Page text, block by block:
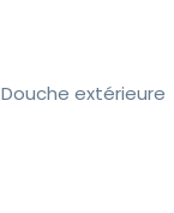
Douche extérieure